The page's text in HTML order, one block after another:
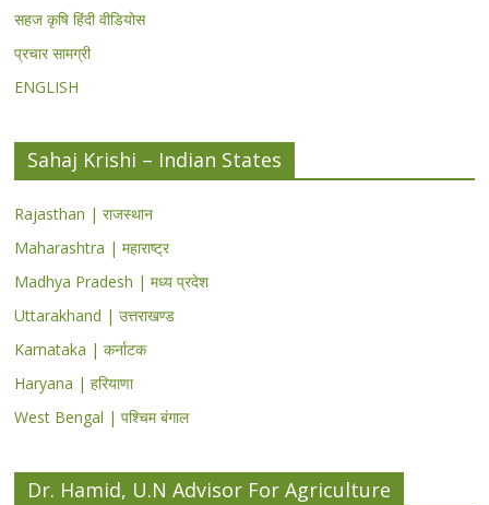
सहज कृषि हिंदी वीडियोस
प्रचार सामग्री
ENGLISH
Sahaj Krishi – Indian States
Rajasthan | राजस्थान
Maharashtra | महाराष्ट्र
Madhya Pradesh | मध्य प्रदेश
Uttarakhand | उत्तराखण्ड
Karnataka | कर्नाटक
Haryana | हरियाणा
West Bengal | पश्चिम बंगाल
Dr. Hamid, U.N Advisor For Agriculture